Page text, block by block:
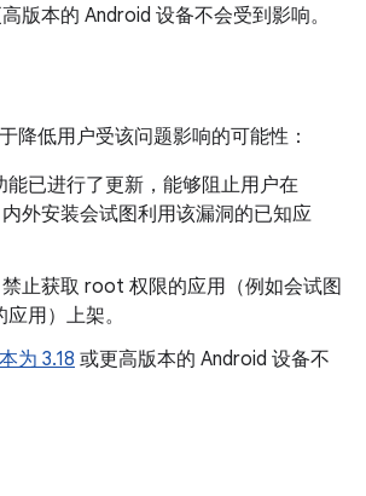
版本的 Android 设备不会受到影响。
降低用户受该问题影响的可能性：
能已进行了更新，能够阻止用户在
外安装会试图利用该漏洞的已知应
止获取 root 权限的应用（例如会试图
用）上架。
为 3.18 或更高版本的 Android 设备不